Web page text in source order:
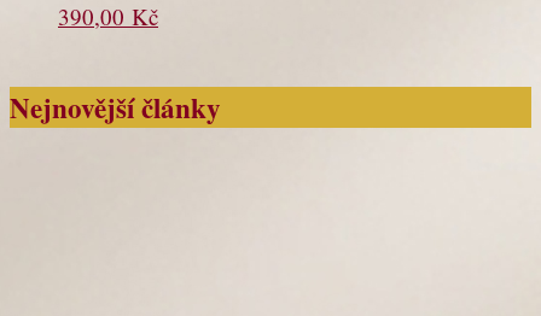
390,00 Kč
Nejnovější články